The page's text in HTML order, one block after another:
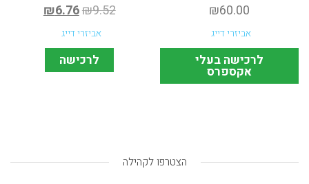
₪60.00
אביזרי דייג
לרכישה בעלי
אקספרס
₪9.52
₪6.76
אביזרי דייג
לרכישה
הצטרפו לקהילה